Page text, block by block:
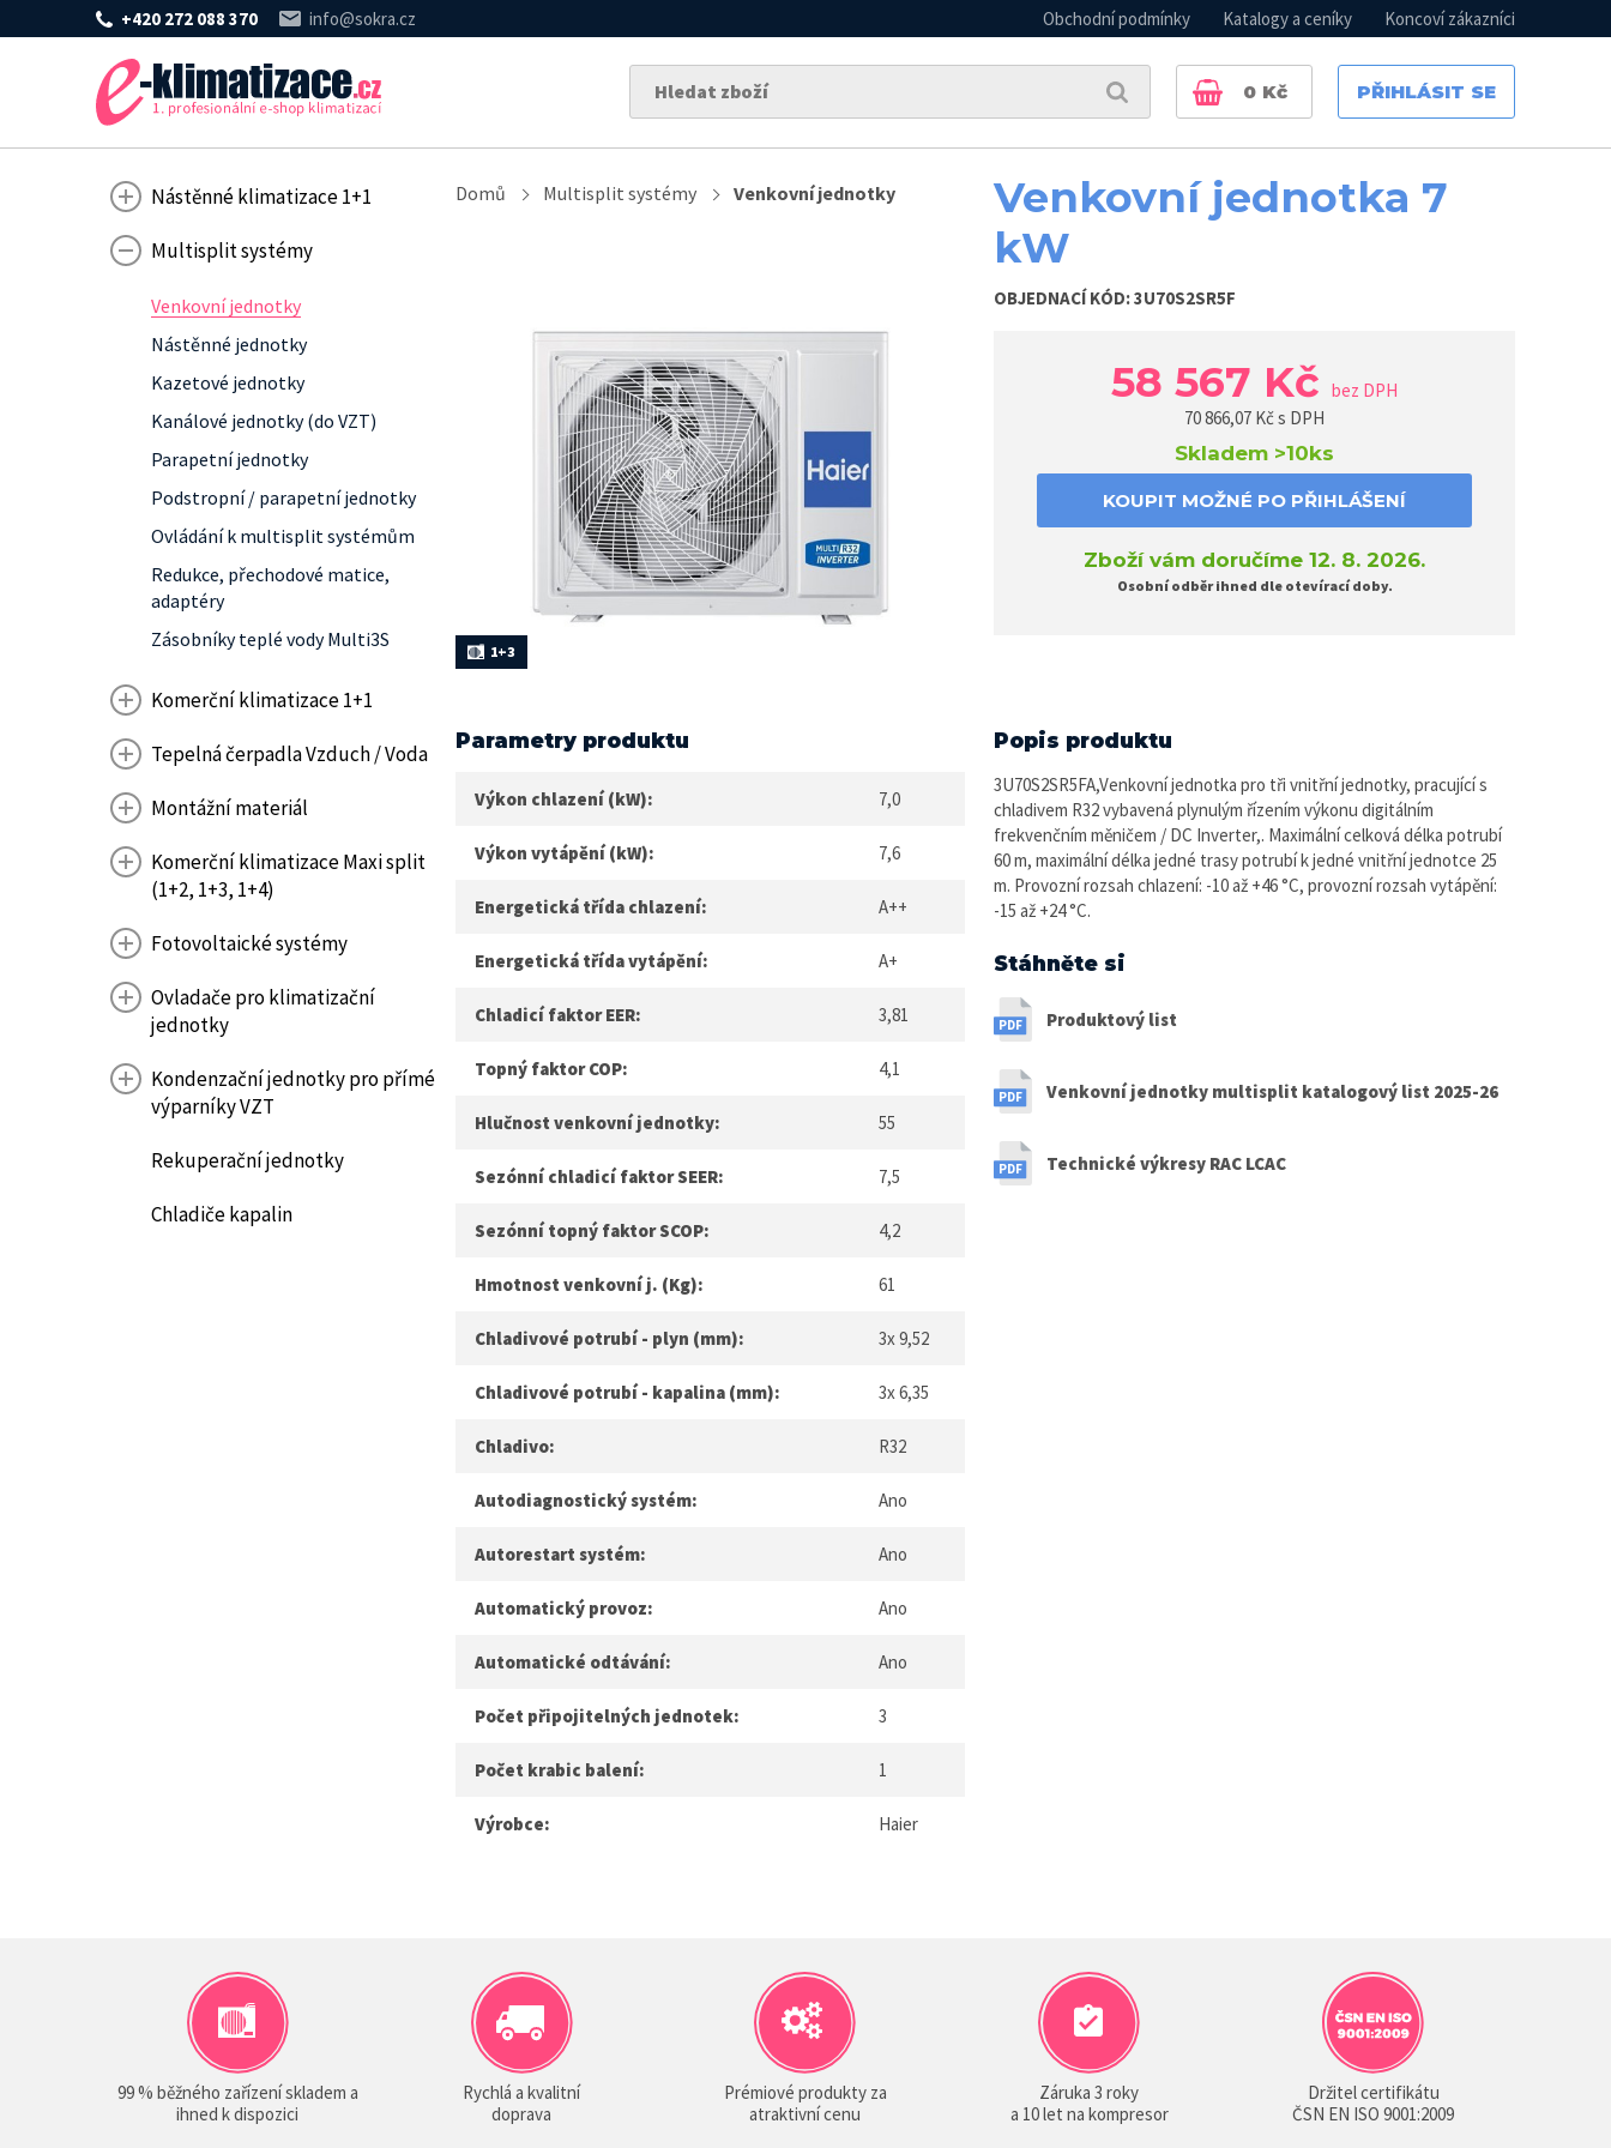
+420 272 088 370 info@sokra.cz Obchodní podmínky Katalogy a ceníky Koncoví zákazníci
PŘIHLÁSIT SE
0 Kč
Nástěnné klimatizace 1+1
Multisplit systémy
Venkovní jednotky
Nástěnné jednotky
Kazetové jednotky
Kanálové jednotky (do VZT)
Parapetní jednotky
Podstropní / parapetní jednotky
Ovládání k multisplit systémům
Redukce, přechodové matice,
adaptéry
Zásobníky teplé vody Multi3S
Komerční klimatizace 1+1
Tepelná čerpadla Vzduch / Voda
Montážní materiál
Komerční klimatizace Maxi split
(1+2, 1+3, 1+4)
Fotovoltaické systémy
Ovladače pro klimatizační
jednotky
Kondenzační jednotky pro přímé
výparníky VZT
Rekuperační jednotky
Chladiče kapalin
Domů Multisplit systémy Venkovní jednotky
Venkovní jednotka 7
kW
1+3
OBJEDNACÍ KÓD:3U70S2SR5F
58 567 Kčbez DPH
70 866,07 Kč s DPH
Skladem >10ks
KOUPIT MOŽNÉ PO PŘIHLÁŠENÍ
Zboží vám doručíme 12. 8. 2026.
Osobní odběr ihned dle otevírací doby.
Parametry produktu
Výkon chlazení (kW): 7,0
Výkon vytápění (kW): 7,6
Energetická třída chlazení: A++
Energetická třída vytápění: A+
Chladicí faktor EER: 3,81
Topný faktor COP: 4,1
Hlučnost venkovní jednotky: 55
Sezónní chladicí faktor SEER: 7,5
Sezónní topný faktor SCOP: 4,2
Hmotnost venkovní j. (Kg): 61
Chladivové potrubí - plyn (mm): 3x 9,52
Chladivové potrubí - kapalina (mm): 3x 6,35
Chladivo: R32
Autodiagnostický systém: Ano
Autorestart systém: Ano
Automatický provoz: Ano
Automatické odtávání: Ano
Počet připojitelných jednotek: 3
Počet krabic balení: 1
Výrobce: Haier
Popis produktu
3U70S2SR5FA,Venkovní jednotka pro tři vnitřní jednotky, pracující s
chladivem R32 vybavená plynulým řízením výkonu digitálním
frekvenčním měničem / DC Inverter,. Maximální celková délka potrubí
60 m, maximální délka jedné trasy potrubí k jedné vnitřní jednotce 25
m. Provozní rozsah chlazení: -10 až +46 °C, provozní rozsah vytápění:
-15 až +24 °C.
Stáhněte si
Produktový list
Venkovní jednotky multisplit katalogový list 2025-26
Technické výkresy RAC LCAC
99 % běžného zařízení skladem a
ihned k dispozici
Rychlá a kvalitní
doprava
Prémiové produkty za
atraktivní cenu
Záruka 3 roky
a 10 let na kompresor
Držitel certifikátu
ČSN EN ISO 9001:2009